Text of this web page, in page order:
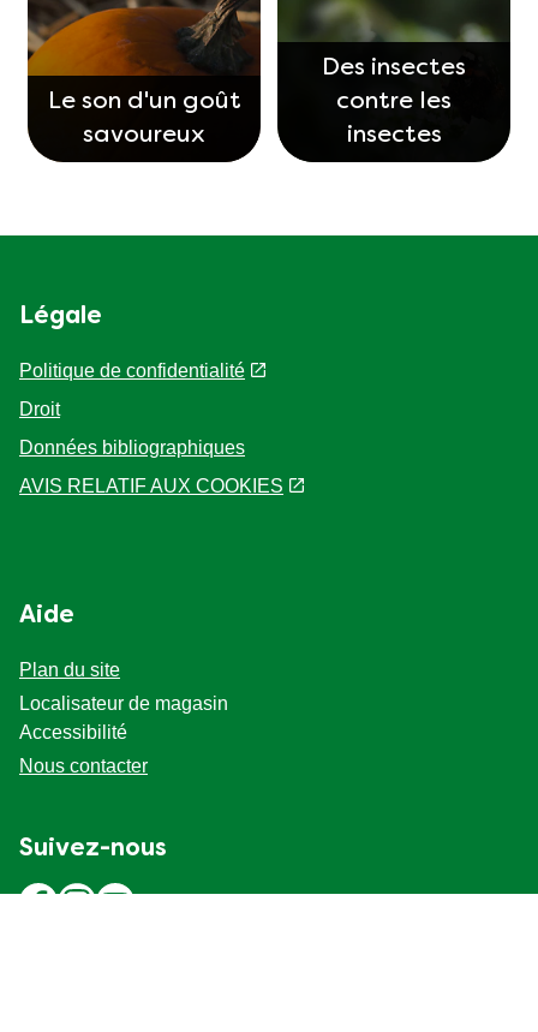
Le son d'un goût
savoureux
Des insectes
contre les
insectes
Légale
Politique de confidentialité
Droit
Données bibliographiques
AVIS RELATIF AUX COOKIES
Aide
Plan du site
Localisateur de magasin
Accessibilité
Nous contacter
Suivez-nous